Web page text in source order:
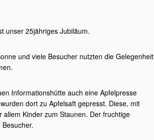
unser 25jähriges Jubiläum.
und viele Besucher nutzten die Gelegenheit
Informationshütte auch eine Apfelpresse
dort zu Apfelsaft gepresst. Diese, mit
Kinder zum Staunen. Der fruchtige